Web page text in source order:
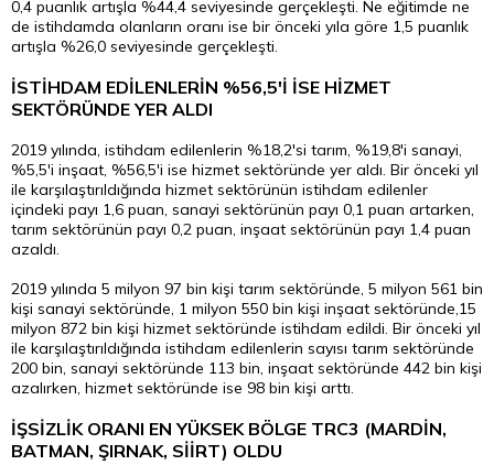
0,4 puanlık artışla %44,4 seviyesinde gerçekleşti. Ne eğitimde ne
de istihdamda olanların oranı ise bir önceki yıla göre 1,5 puanlık
artışla %26,0 seviyesinde gerçekleşti.
İSTİHDAM EDİLENLERİN %56,5'İ İSE HİZMET
SEKTÖRÜNDE YER ALDI
2019 yılında, istihdam edilenlerin %18,2'si tarım, %19,8'i sanayi,
%5,5'i inşaat, %56,5'i ise hizmet sektöründe yer aldı. Bir önceki yıl
ile karşılaştırıldığında hizmet sektörünün istihdam edilenler
içindeki payı 1,6 puan, sanayi sektörünün payı 0,1 puan artarken,
tarım sektörünün payı 0,2 puan, inşaat sektörünün payı 1,4 puan
azaldı.
2019 yılında 5 milyon 97 bin kişi tarım sektöründe, 5 milyon 561 bin
kişi sanayi sektöründe, 1 milyon 550 bin kişi inşaat sektöründe,15
milyon 872 bin kişi hizmet sektöründe istihdam edildi. Bir önceki yıl
ile karşılaştırıldığında istihdam edilenlerin sayısı tarım sektöründe
200 bin, sanayi sektöründe 113 bin, inşaat sektöründe 442 bin kişi
azalırken, hizmet sektöründe ise 98 bin kişi arttı.
İŞSİZLİK ORANI EN YÜKSEK BÖLGE TRC3 (MARDİN,
BATMAN, ŞIRNAK, SİİRT) OLDU